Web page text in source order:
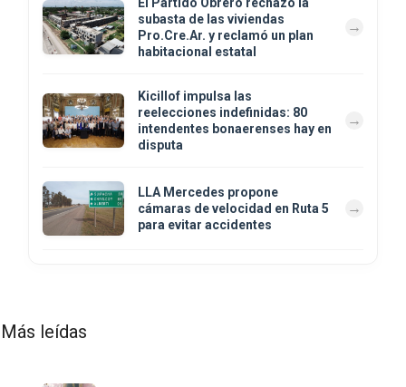
subasta de las viviendas
Pro.Cre.Ar. y reclamó un plan
habitacional estatal
Kicillof impulsa las
reelecciones indefinidas: 80
intendentes bonaerenses hay en
disputa
LLA Mercedes propone
cámaras de velocidad en Ruta 5
para evitar accidentes
Más leídas